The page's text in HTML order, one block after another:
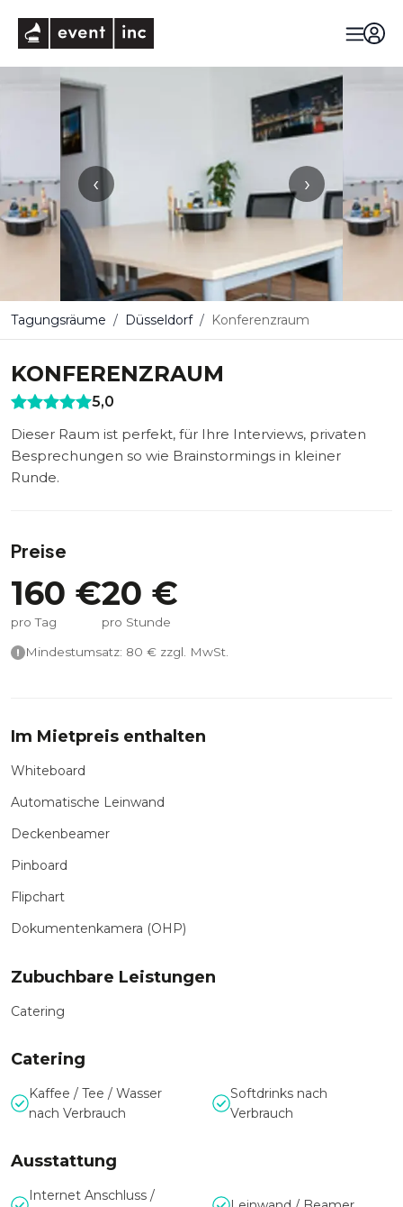
‹ ›
Tagungsräume Düsseldorf Konferenzraum
KONFERENZRAUM
5,0
Dieser Raum ist perfekt, für Ihre Interviews, privaten
Besprechungen so wie Brainstormings in kleiner
Runde.
Preise
160 €
pro Tag
20 €
pro Stunde
Mindestumsatz: 80 € zzgl. MwSt.
Im Mietpreis enthalten
Whiteboard
Automatische Leinwand
Deckenbeamer
Pinboard
Flipchart
Dokumentenkamera (OHP)
Zubuchbare Leistungen
Catering
Catering
Kaffee / Tee / Wasser
nach Verbrauch
Softdrinks nach
Verbrauch
Ausstattung
Internet Anschluss /